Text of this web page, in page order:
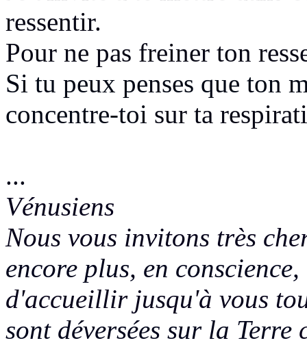
ressentir.
Pour ne pas freiner ton
Si tu peux penses que ton
concentre-toi sur ta
...
Vénusiens
Nous vous invitons très
encore plus, en
d'accueillir jusqu'à vous
sont déversées sur la Terre